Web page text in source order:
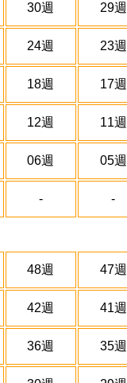
30週 29週
24週 23週
18週 17週
12週 11週
06週 05週
- -
48週 47週
42週 41週
36週 35週